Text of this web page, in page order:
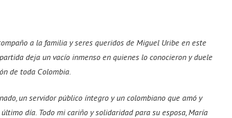
a la familia y seres queridos de Miguel Uribe en este
deja un vacío inmenso en quienes lo conocieron y duele
de toda Colombia.
un servidor público íntegro y un colombiano que amó y
día. Todo mi cariño y solidaridad para su esposa, María